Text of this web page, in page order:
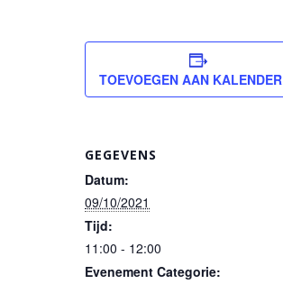
TOEVOEGEN AAN KALENDER
GEGEVENS
Datum:
09/10/2021
Tijd:
11:00 - 12:00
Evenement Categorie: